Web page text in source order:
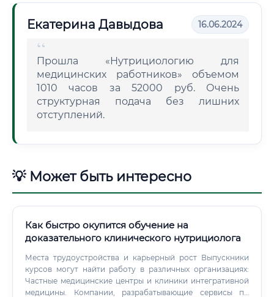
Екатерина Давыдова 16.06.2024
Прошла «Нутрициологию для
медицинских работников» объемом
1010 часов за 52000 руб. Очень
структурная подача без лишних
отступлений.
💡 Может быть интересно
Как быстро окупится обучение на
доказательного клинического нутрициолога
Места трудоустройства и карьерный рост Выпускники
курсов могут найти работу в различных организациях:
Частные медицинские центры и клиники интегративной
медицины. Компании, разрабатывающие сервисы по